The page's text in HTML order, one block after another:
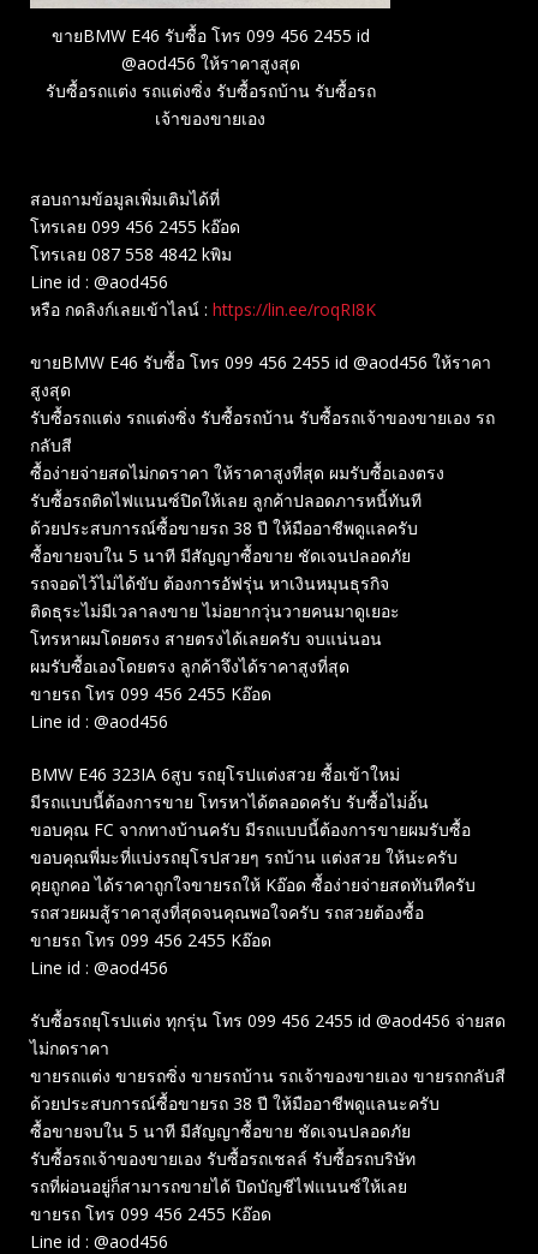
ขายBMW E46 รับซื้อ โทร 099 456 2455 id
@aod456 ให้ราคาสูงสุด
รับซื้อรถแต่ง รถแต่งซิ่ง รับซื้อรถบ้าน รับซื้อรถ
เจ้าของขายเอง
สอบถามข้อมูลเพิ่มเติมได้ที่
โทรเลย 099 456 2455 kอ๊อด
โทรเลย 087 558 4842 kพิม
Line id : @aod456
หรือ กดลิงก์เลยเข้าไลน์ : https://lin.ee/roqRI8K
ขายBMW E46 รับซื้อ โทร 099 456 2455 id @aod456 ให้ราคา
สูงสุด
รับซื้อรถแต่ง รถแต่งซิ่ง รับซื้อรถบ้าน รับซื้อรถเจ้าของขายเอง รถ
กลับสี
ซื้อง่ายจ่ายสดไม่กดราคา ให้ราคาสูงที่สุด ผมรับซื้อเองตรง
รับซื้อรถติดไฟแนนซ์ปิดให้เลย ลูกค้าปลอดภารหนี้ทันที
ด้วยประสบการณ์ซื้อขายรถ 38 ปี ให้มืออาชีพดูแลครับ
ซื้อขายจบใน 5 นาที มีสัญญาซื้อขาย ชัดเจนปลอดภัย
รถจอดไว้ไม่ได้ขับ ต้องการอัฟรุ่น หาเงินหมุนธุรกิจ
ติดธุระไม่มีเวลาลงขาย ไม่อยากวุ่นวายคนมาดูเยอะ
โทรหาผมโดยตรง สายตรงได้เลยครับ จบแน่นอน
ผมรับซื้อเองโดยตรง ลูกค้าจึงได้ราคาสูงที่สุด
ขายรถ โทร 099 456 2455 Kอ๊อด
Line id : @aod456
BMW E46 323IA 6สูบ รถยุโรปแต่งสวย ซื้อเข้าใหม่
มีรถแบบนี้ต้องการขาย โทรหาได้ตลอดครับ รับซื้อไม่อั้น
ขอบคุณ FC จากทางบ้านครับ มีรถแบบนี้ต้องการขายผมรับซื้อ
ขอบคุณพี่มะที่แบ่งรถยุโรปสวยๆ รถบ้าน แต่งสวย ให้นะครับ
คุยถูกคอ ได้ราคาถูกใจขายรถให้ Kอ๊อด ซื้อง่ายจ่ายสดทันทีครับ
รถสวยผมสู้ราคาสูงที่สุดจนคุณพอใจครับ รถสวยต้องซื้อ
ขายรถ โทร 099 456 2455 Kอ๊อด
Line id : @aod456
รับซื้อรถยุโรปแต่ง ทุกรุ่น โทร 099 456 2455 id @aod456 จ่ายสด
ไม่กดราคา
ขายรถแต่ง ขายรถซิ่ง ขายรถบ้าน รถเจ้าของขายเอง ขายรถกลับสี
ด้วยประสบการณ์ซื้อขายรถ 38 ปี ให้มืออาชีพดูแลนะครับ
ซื้อขายจบใน 5 นาที มีสัญญาซื้อขาย ชัดเจนปลอดภัย
รับซื้อรถเจ้าของขายเอง รับซื้อรถเชลล์ รับซื้อรถบริษัท
รถที่ผ่อนอยู่ก็สามารถขายได้ ปิดบัญชีไฟแนนซ์ให้เลย
ขายรถ โทร 099 456 2455 Kอ๊อด
Line id : @aod456